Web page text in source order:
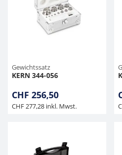
Gewichtssatz
KERN 344-056
CHF 256,50
CHF 277,28 inkl. Mwst.